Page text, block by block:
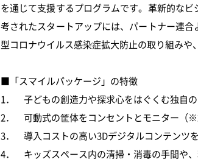
を通じて支援するプログラムです。革新的な
考されたスタートアップには、パートナー連
型コロナウイルス感染症拡大防止の取り組みや
■「スマイルパッケージ」の特徴
1． 子どもの創造力や探求心をはぐくむ独自
2． 可動式の筐体をコンセントとモニター（
3． 導入コストの高い3Dデジタルコンテンツ
4． キッズスペース内の清掃・消毒の手間や